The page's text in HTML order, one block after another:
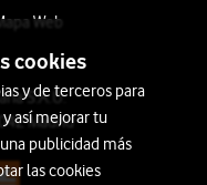
Web
S.A.U.
Madrid
cookies
y de terceros para
así mejorar tu
publicidad más
las cookies